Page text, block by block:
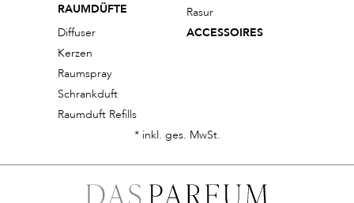
RAUMDÜFTE
Diffuser
Kerzen
Raumspray
Schrankduft
Raumduft Refills
Rasur
ACCESSOIRES
* inkl. ges. MwSt.